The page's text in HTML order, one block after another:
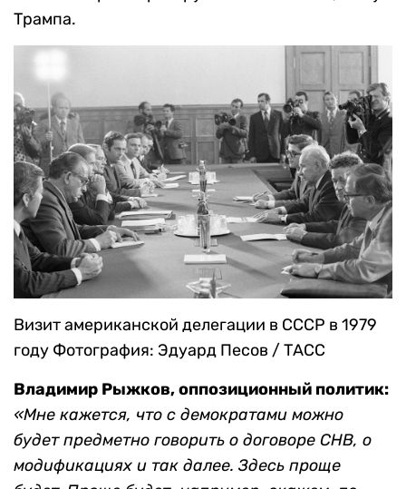
Трампа.
Визит американской делегации в СССР в 1979
году Фотография: Эдуард Песов / ТАСС
Владимир Рыжков, оппозиционный политик:
«Мне кажется, что с демократами можно
будет предметно говорить о договоре СНВ, о
модификациях и так далее. Здесь проще